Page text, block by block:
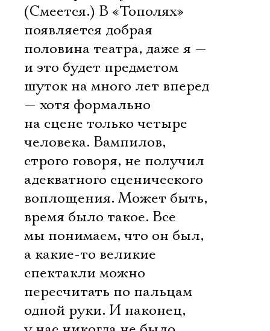
(Смеется.) В «Тополях»
появляется добрая
половина театра, даже я —
и это будет предметом
шуток на много лет вперед
— хотя формально
на сцене только четыре
человека. Вампилов,
строго говоря, не получил
адекватного сценического
воплощения. Может быть,
время было такое. Все
мы понимаем, что он был,
а какие-то великие
спектакли можно
пересчитать по пальцам
одной руки. И наконец,